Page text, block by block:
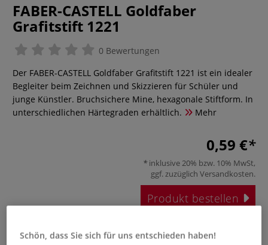
FABER-CASTELL Goldfaber
Grafitstift 1221
0 Bewertungen
Der FABER-CASTELL Goldfaber Grafitstift 1221 ist ein idealer
Begleiter beim Zeichnen und Skizzieren für Schüler und
junge Künstler. Bruchsichere Mine, hexagonale Stiftform. In
unterschiedlichen Härtegraden erhältlich.
Mehr
0,59 €
inklusive 20% bzw. 10% MwSt,
ggf. zuzüglich Versandkosten.
Produkt bestellen
Schön, dass Sie sich für uns entschieden haben!